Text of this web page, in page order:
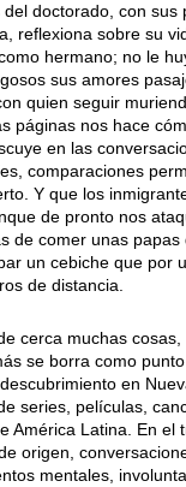
doctorado, con
reflexiona sobre su
hermano; no le
sus amores
quien seguir
páginas nos hace
en las
comparaciones
Y que los
de pronto nos
de comer unas
un cebiche que por
de distancia.
cerca muchas
se borra como
en
series, películas,
América Latina. En el
origen,
mentales,